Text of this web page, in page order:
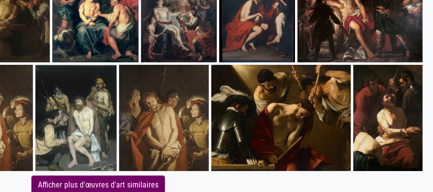
Afficher plus d'œuvres d'art similaires